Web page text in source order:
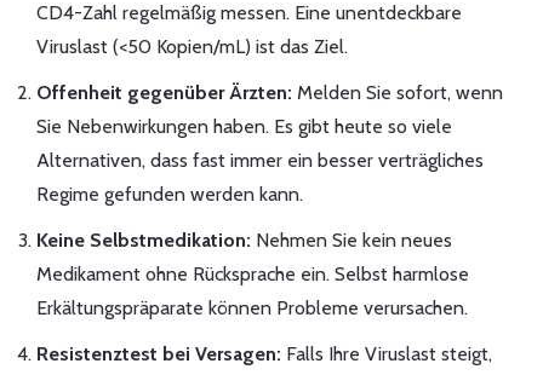
CD4-Zahl regelmäßig messen. Eine unentdeckbare
Viruslast (<50 Kopien/mL) ist das Ziel.
Offenheit gegenüber Ärzten: Melden Sie sofort, wenn
Sie Nebenwirkungen haben. Es gibt heute so viele
Alternativen, dass fast immer ein besser verträgliches
Regime gefunden werden kann.
Keine Selbstmedikation: Nehmen Sie kein neues
Medikament ohne Rücksprache ein. Selbst harmlose
Erkältungspräparate können Probleme verursachen.
Resistenztest bei Versagen: Falls Ihre Viruslast steigt,